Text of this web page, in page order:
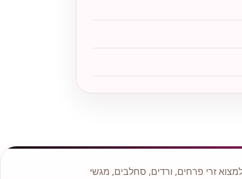
זרי פרחים, ורדים, סחלבים, מגשי